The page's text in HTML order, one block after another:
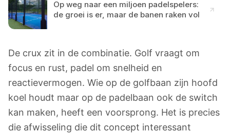
Op weg naar een miljoen padelspelers:
de groei is er, maar de banen raken vol
De crux zit in de combinatie. Golf vraagt om
focus en rust, padel om snelheid en
reactievermogen. Wie op de golfbaan zijn hoofd
koel houdt maar op de padelbaan ook de switch
kan maken, heeft een voorsprong. Het is precies
die afwisseling die dit concept interessant